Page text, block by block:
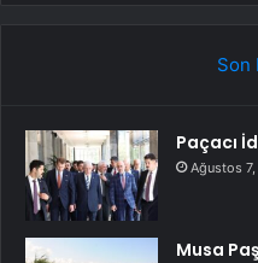
Son
Paçacı
Ağustos
Musa